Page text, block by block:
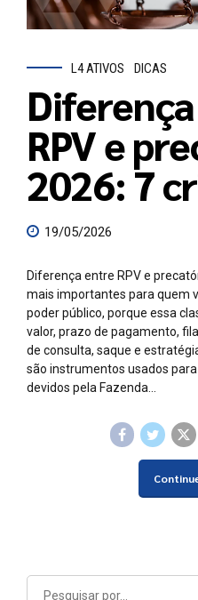
L4 ATIVOS DICAS
RPV e
2026: 7
19/05/2026
Diferença entre RPV e
mais importantes para quem
poder público, porque essa
valor, prazo de pagamento,
de consulta, saque e
são instrumentos usados
devidos pela Fazenda...